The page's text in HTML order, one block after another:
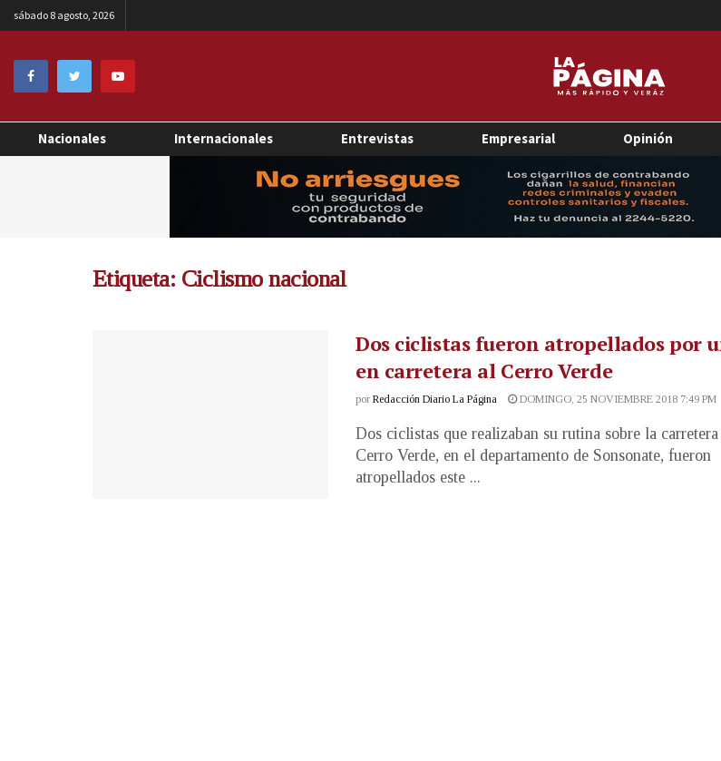
sábado 8 agosto, 2026
Nacionales Internacionales Entrevistas Empresarial Opinión
Etiqueta: Ciclismo nacional
Dos ciclistas fueron atropellados por
en carretera al Cerro Verde
por Redacción Diario La Página DOMINGO, 25 NOVIEMBRE 2018 7:49 PM
Dos ciclistas que realizaban su rutina sobre la
Cerro Verde, en el departamento de Sonsonate, fueron
atropellados este ...